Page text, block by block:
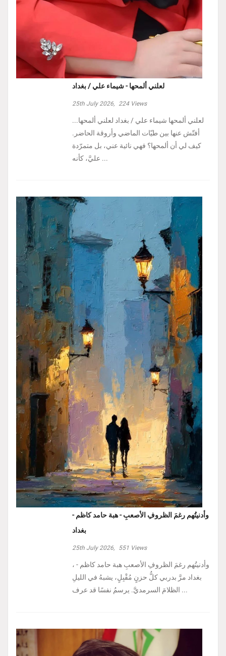
لعلني ألمحها - شيماء علي / بغداد
25th July 2026, 224Views
لعلني ألمحها شيماء علي / بغداد لعلني ألمحها...
أفتّش عنها بين طيّات الماضي وأروقة الحاضر.
كيف لي أن ألمحها؟ فهي نائية عني، بل متمرّدة
عليَّ، كأنه ...
وأدنيتُهم رغمَ الظروفِ الأصعبِ - هبة حامد كاظم -
بغداد
25th July 2026, 551 Views
، وأدنيتُهم رغمَ الظروفِ الأصعبِ هبة حامد كاظم -
بغداد مرَّ بدربي كلُّ حزنٍ مُقْبِلٍ، يشبهُ في الليلِ
الظلامَ السرمديَّ. يرسمُ نفسًا قد عرف ...